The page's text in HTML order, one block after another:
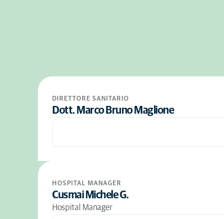
DIRETTORE SANITARIO
Dott. Marco Bruno Maglione
HOSPITAL MANAGER
Cusmai Michele G.
Hospital Manager